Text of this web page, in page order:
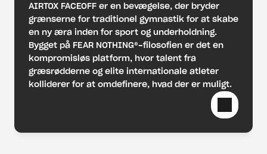
AIRTOX FACEOFF er en bevægelse, der bryder
grænserne for traditionel gymnastik for at skabe
en ny æra inden for sport og underholdning.
Bygget på FEAR NOTHING®-filosofien er det en
kompromisløs platform, hvor talent fra
græsrødderne og elite internationale atleter
kolliderer for at omdefinere, hvad der er muligt.